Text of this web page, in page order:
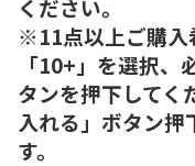
ください。
※11点以上ご購入
「10+」を選択
タンを押下してく
入れる」ボタン
す。